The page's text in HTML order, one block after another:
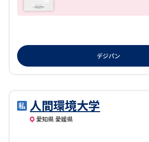
デジパン
人間環境大学
愛知県 愛媛県